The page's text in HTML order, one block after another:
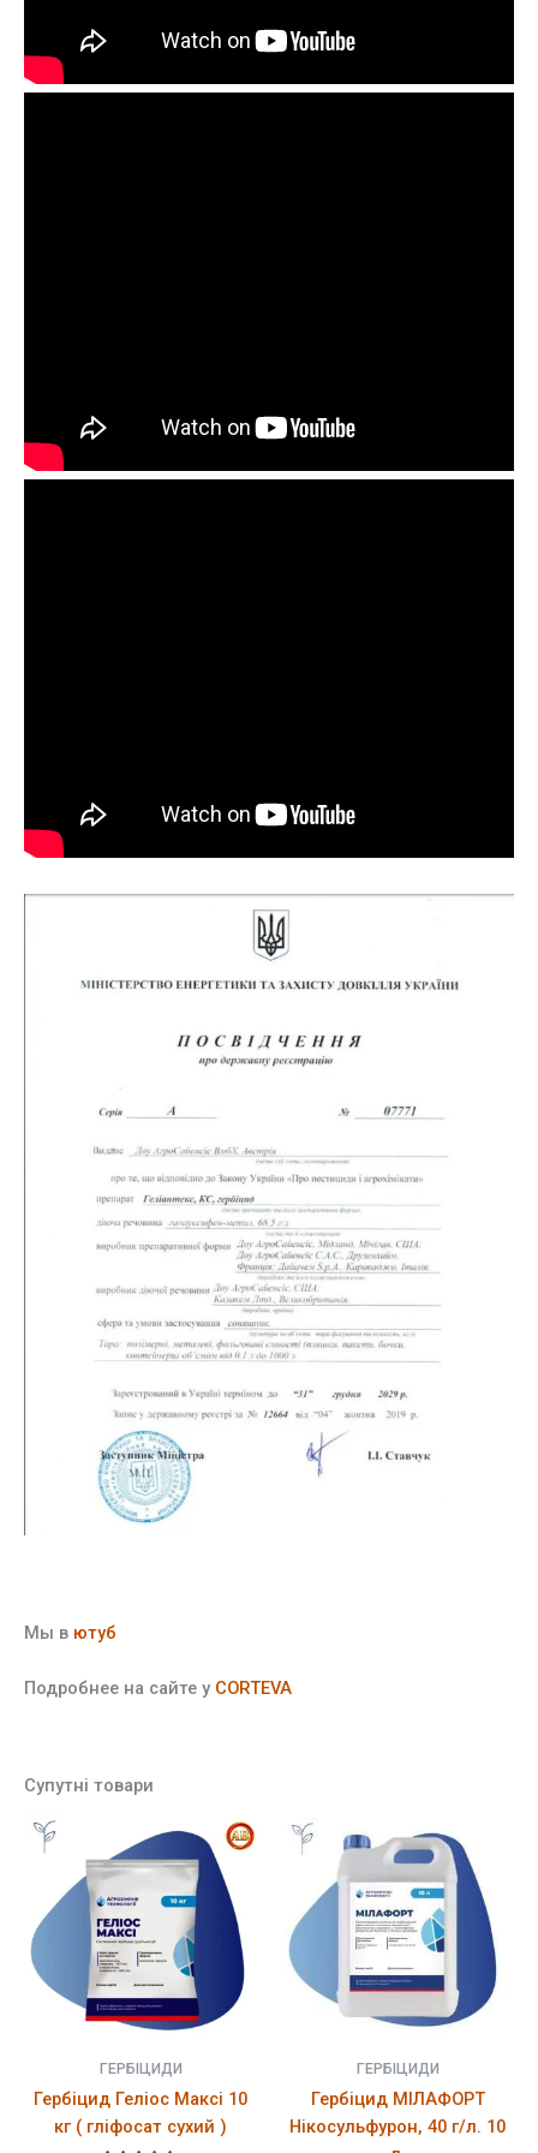
Мы в ютуб
Подробнее на сайте у CORTEVA
Супутні товари
ГЕРБІЦИДИ
Гербіцид Геліос Максі 10
кг ( гліфосат сухий )
ГЕРБІЦИДИ
Гербіцид МІЛАФОРТ
Нікосульфурон, 40 г/л. 10